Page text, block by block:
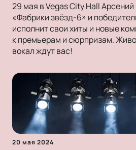
29 мая в Vegas City Hall
«Фабрики звёзд-6» и
исполнит свои хиты и новые
к премьерам и сюрпризам.
вокал ждут вас!
20 мая 2024